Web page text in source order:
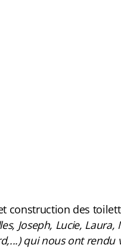
construction des
Joseph, Lucie,
qui nous ont rendu